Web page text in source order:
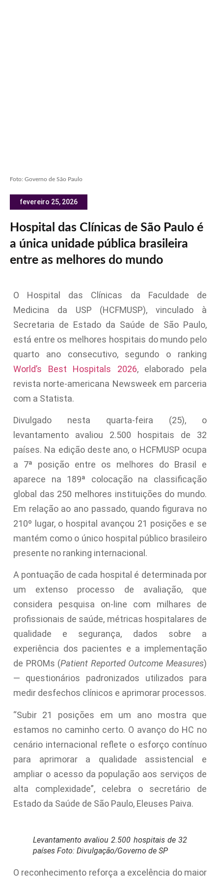
Foto: Governo de São Paulo
fevereiro 25, 2026
Hospital das Clínicas de São Paulo é
a única unidade pública brasileira
entre as melhores do mundo
O Hospital das Clínicas da Faculdade de
Medicina da USP (HCFMUSP), vinculado à
Secretaria de Estado da Saúde de São Paulo,
está entre os melhores hospitais do mundo pelo
quarto ano consecutivo, segundo o ranking
World’s Best Hospitals 2026, elaborado pela
revista norte-americana Newsweek em parceria
com a Statista.
Divulgado nesta quarta-feira (25), o
levantamento avaliou 2.500 hospitais de 32
países. Na edição deste ano, o HCFMUSP ocupa
a 7ª posição entre os melhores do Brasil e
aparece na 189ª colocação na classificação
global das 250 melhores instituições do mundo.
Em relação ao ano passado, quando figurava no
210º lugar, o hospital avançou 21 posições e se
mantém como o único hospital público brasileiro
presente no ranking internacional.
A pontuação de cada hospital é determinada por
um extenso processo de avaliação, que
considera pesquisa on-line com milhares de
profissionais de saúde, métricas hospitalares de
qualidade e segurança, dados sobre a
experiência dos pacientes e a implementação
de PROMs (Patient Reported Outcome Measures)
— questionários padronizados utilizados para
medir desfechos clínicos e aprimorar processos.
“Subir 21 posições em um ano mostra que
estamos no caminho certo. O avanço do HC no
cenário internacional reflete o esforço contínuo
para aprimorar a qualidade assistencial e
ampliar o acesso da população aos serviços de
alta complexidade”, celebra o secretário de
Estado da Saúde de São Paulo, Eleuses Paiva.
Levantamento avaliou 2.500 hospitais de 32
países Foto: Divulgação/Governo de SP
O reconhecimento reforça a excelência do maior